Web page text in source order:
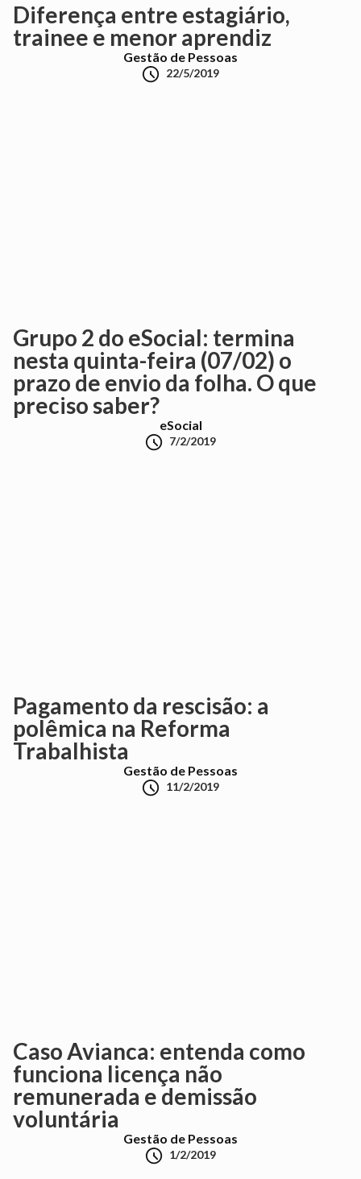
Diferença entre estagiário,
trainee e menor aprendiz
Gestão de Pessoas
 22/5/2019
Grupo 2 do eSocial: termina
nesta quinta-feira (07/02) o
prazo de envio da folha. O que
preciso saber?
eSocial
 7/2/2019
Pagamento da rescisão: a
polêmica na Reforma
Trabalhista
Gestão de Pessoas
 11/2/2019
Caso Avianca: entenda como
funciona licença não
remunerada e demissão
voluntária
Gestão de Pessoas
 1/2/2019